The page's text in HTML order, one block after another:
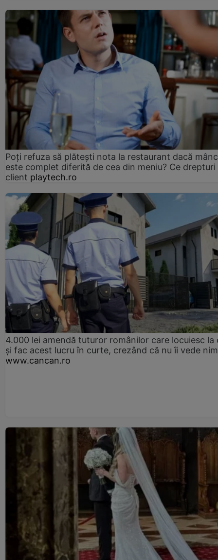
Poți refuza să plătești nota la restaurant dacă
este complet diferită de cea din meniu? Ce drepturi
client playtech.ro
4.000 lei amendă tuturor românilor care locuiesc la
și fac acest lucru în curte, crezând că nu îi vede
www.cancan.ro